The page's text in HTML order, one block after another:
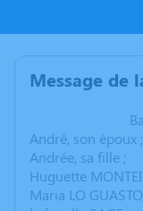
Message de
Bas-en-
André, son époux ;
Andrée, sa fille ;
Huguette
Maria LO